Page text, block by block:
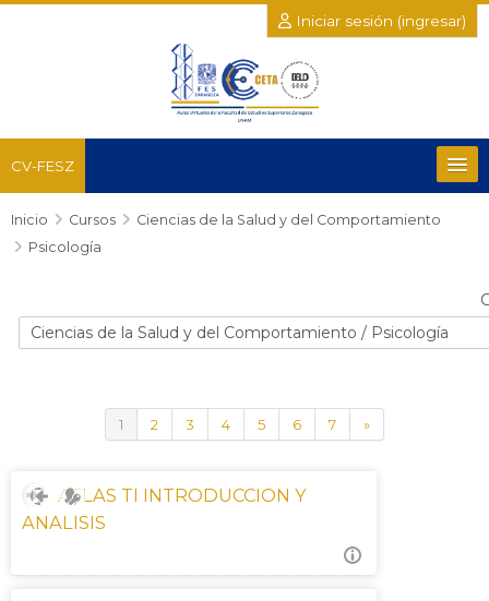
Iniciar sesión (ingresar)
CV-FESZ
Recursos
Químico Biológicas
Sitio CETA
Inicio Cursos
Ciencias de la Salud y del Comportamiento
Psicología
1 (actual)
2 3 4 5 6 7 »Siguiente
ATLAS TI INTRODUCCION Y
ANALISIS